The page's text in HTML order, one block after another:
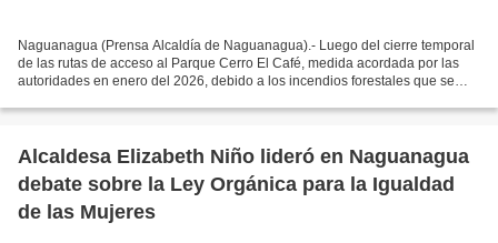
Naguanagua (Prensa Alcaldía de Naguanagua).- Luego del cierre temporal
de las rutas de acceso al Parque Cerro El Café, medida acordada por las
autoridades en enero del 2026, debido a los incendios forestales que se
Alcaldesa Elizabeth Niño lideró en Naguanagua
debate sobre la Ley Orgánica para la Igualdad
de las Mujeres